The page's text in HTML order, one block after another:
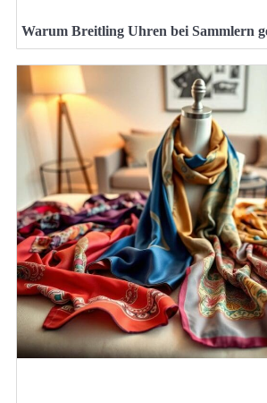
Warum Breitling Uhren bei Sammlern